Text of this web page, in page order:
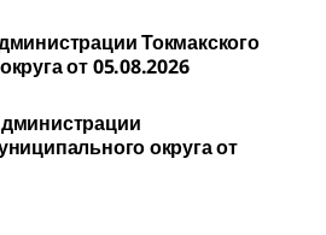
Токмакского
от 05.08.2026
округа от